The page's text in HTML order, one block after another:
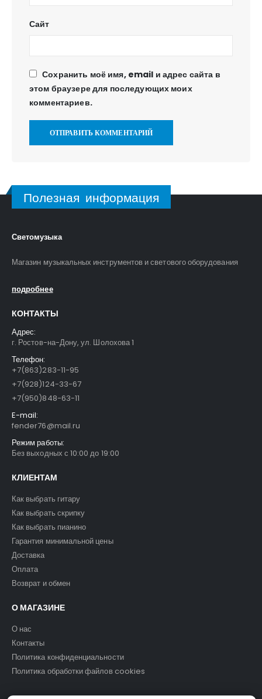
Сайт
Сохранить моё имя, email и адрес сайта в
этом браузере для последующих моих
комментариев.
Полезная информация
Светомузыка
Магазин музыкальных инструментов и светового оборудования
подробнее
КОНТАКТЫ
Адрес:
г. Ростов-на-Дону, ул. Шолохова 1
Телефон:
+7(863)283-11-95
+7(928)124-33-67
+7(950)848-63-11
E-mail:
fender76@mail.ru
Режим работы:
Без выходных с 10:00 до 19:00
КЛИЕНТАМ
Как выбрать гитару
Как выбрать скрипку
Как выбрать пианино
Гарантия минимальной цены
Доставка
Оплата
Возврат и обмен
О МАГАЗИНЕ
О нас
Контакты
Политика конфиденциальности
Политика обработки файлов cookies